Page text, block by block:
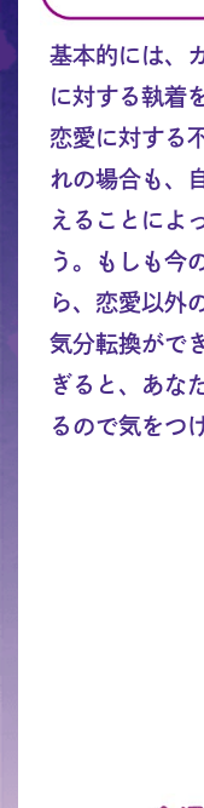
基本的には、
に対する執着
恋愛に対する
れの場合も、
えることによ
う。もしも今
ら、恋愛以外
気分転換がで
ぎると、あな
るので気をつ